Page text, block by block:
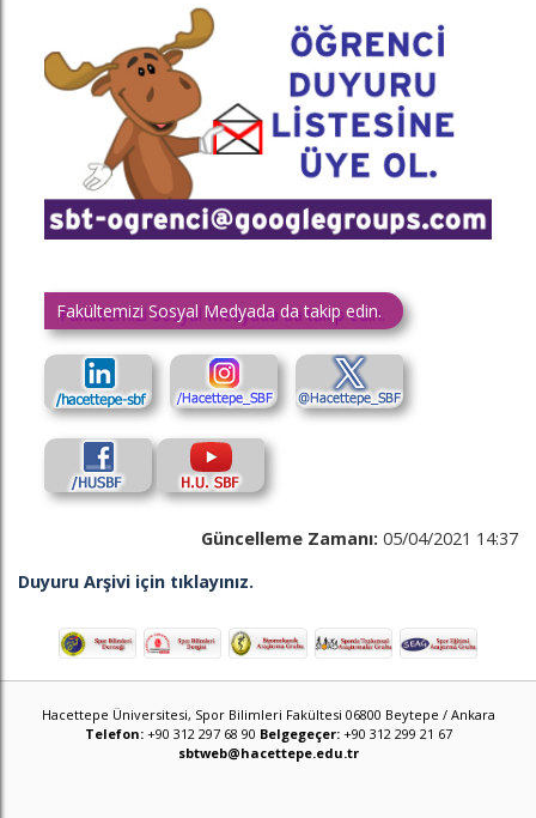
Fakültemizi Sosyal Medyada da takip edin.
Güncelleme Zamanı: 05/04/2021 14:37
Duyuru Arşivi için tıklayınız.
Hacettepe Üniversitesi, Spor Bilimleri Fakültesi 06800 Beytepe / Ankara
Telefon:+90 312 297 68 90 Belgegeçer:+90 312 299 21 67
sbtweb@hacettepe.edu.tr